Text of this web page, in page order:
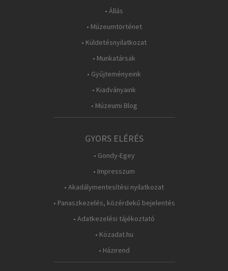
• Állás
• Múzeumtörténet
• Küldetésnyilatkozat
• Munkatársak
• Gyűjteményeink
• Kiadványaink
• Múzeumi Blog
GYORS ELÉRÉS
• Gondy-Egey
• Impresszum
• Akadálymentesítési nyilatkozat
• Panaszkezelés, közérdekű bejelentés
• Adatkezelési tájékoztató
• Közadat.hu
• Házirend